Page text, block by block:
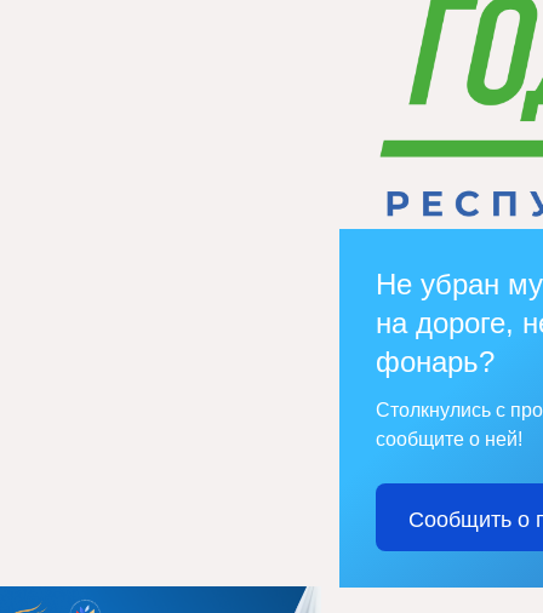
Не убран
на дороге,
фонарь?
Столкнулись с
сообщите о ней!
Сообщить о